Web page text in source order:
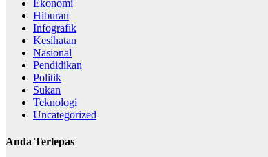
Ekonomi
Hiburan
Infografik
Kesihatan
Nasional
Pendidikan
Politik
Sukan
Teknologi
Uncategorized
Anda Terlepas